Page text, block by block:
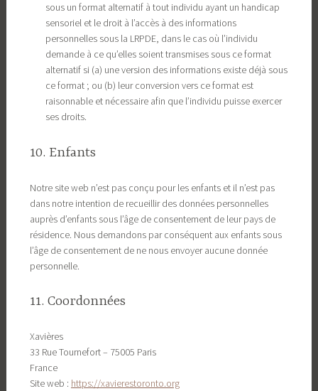
sous un format alternatif à tout individu ayant un handicap
sensoriel et le droit à l’accès à des informations
personnelles sous la LRPDE, dans le cas où l’individu
demande à ce qu’elles soient transmises sous ce format
alternatif si (a) une version des informations existe déjà sous
ce format ; ou (b) leur conversion vers ce format est
raisonnable et nécessaire afin que l’individu puisse exercer
ses droits.
10. Enfants
Notre site web n’est pas conçu pour les enfants et il n’est pas
dans notre intention de recueillir des données personnelles
auprès d’enfants sous l’âge de consentement de leur pays de
résidence. Nous demandons par conséquent aux enfants sous
l’âge de consentement de ne nous envoyer aucune donnée
personnelle.
11. Coordonnées
Xavières
33 Rue Tournefort – 75005 Paris
France
Site web : https://xavierestoronto.org